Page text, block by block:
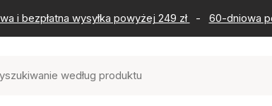
i bezpłatna wysyłka powyżej 249 zł - 60-dniowa